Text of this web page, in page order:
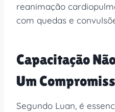
reanimação
com quedas e
Capacitação
Um
Segundo Luan, é